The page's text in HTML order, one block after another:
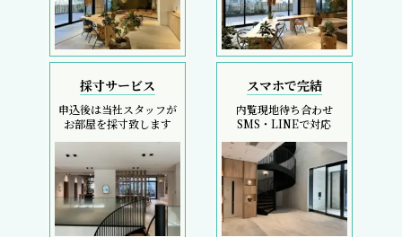
採寸サービス
申込後は当社スタッフが
お部屋を採寸致します
スマホで完結
内覧現地待ち合わせ
SMS・LINEで対応